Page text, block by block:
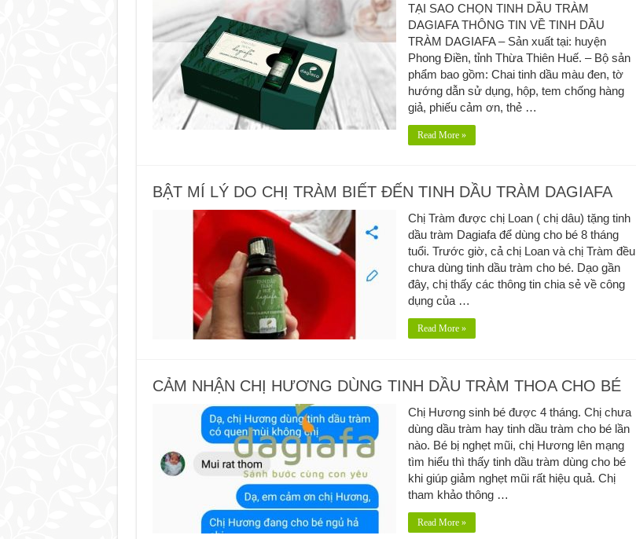
TẠI SAO CHỌN TINH DẦU TRÀM
DAGIAFA THÔNG TIN VỀ TINH DẦU
TRÀM DAGIAFA – Sản xuất tại: huyện
Phong Điền, tỉnh Thừa Thiên Huế. – Bộ sản
phẩm bao gồm: Chai tinh dầu màu đen, tờ
hướng dẫn sử dụng, hộp, tem chống hàng
giả, phiếu cảm ơn, thẻ …
Read More »
BẬT MÍ LÝ DO CHỊ TRÀM BIẾT ĐẾN TINH DẦU TRÀM DAGIAFA
Chị Tràm được chị Loan ( chị dâu) tặng tinh
dầu tràm Dagiafa để dùng cho bé 8 tháng
tuổi. Trước giờ, cả chị Loan và chị Tràm đều
chưa dùng tinh dầu tràm cho bé. Dạo gần
đây, chị thấy các thông tin chia sẻ về công
dụng của …
Read More »
CẢM NHẬN CHỊ HƯƠNG DÙNG TINH DẦU TRÀM THOA CHO BÉ
Chị Hương sinh bé được 4 tháng. Chị chưa
dùng dầu tràm hay tinh dầu tràm cho bé lần
nào. Bé bị nghẹt mũi, chị Hương lên mạng
tìm hiểu thì thấy tinh dầu tràm dùng cho bé
khi giúp giảm nghẹt mũi rất hiệu quả. Chị
tham khảo thông …
Read More »